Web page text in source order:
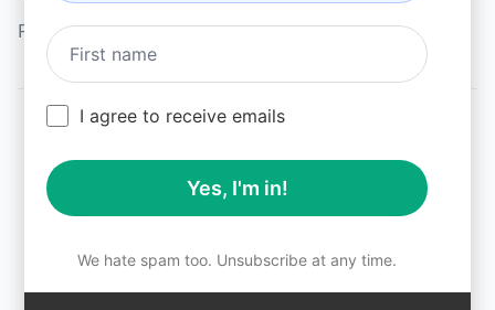
Faturalama Koşulları (en)
All logos, trademarks, and registered trademarks are the
property of their respective owners.
AIPRM and other related brand names are registered
laws.
I agree to receive emails
Yes, I'm in!
We hate spam too. Unsubscribe at any time.